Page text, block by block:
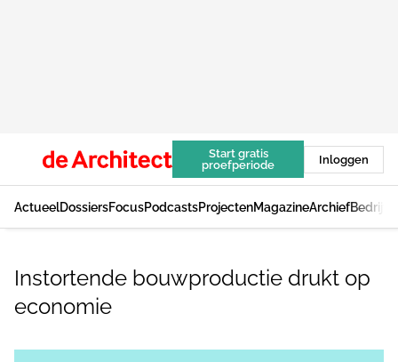
Start gratis
proefperiode
Inloggen
ActueelDossiersFocusPodcastsProjectenMagazineArchief
Instortende bouwproductie drukt op
economie